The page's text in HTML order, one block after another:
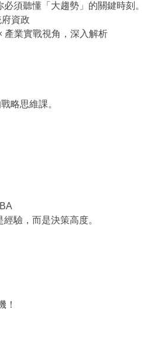
須聽懂「大趨勢」的關鍵時刻。
資政
產業實戰視角，深入解析
略思維課。
驗，而是決策高度。
！